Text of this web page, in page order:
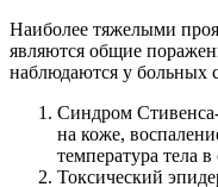
Наиболее тяжелыми
являются общие
наблюдаются у больных
Синдром
на коже,
температура тела
Токсический